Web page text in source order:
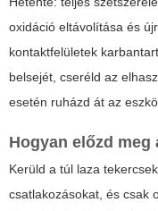
oxidáció eltávolítása és
kontaktfelületek
belsejét, cseréld az
esetén ruházd át az
Hogyan előzd
Kerüld a túl laza
csatlakozásokat, és csak